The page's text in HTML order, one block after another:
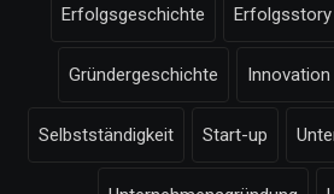
Erfolgsgeschichte Erfolgsstory
Gründergeschichte Innovation
Selbstständigkeit Start-up